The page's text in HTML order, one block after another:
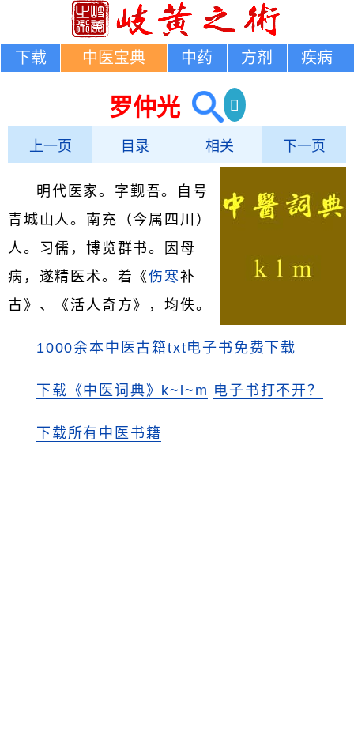
下载 中医宝典 中药 方剂 疾病
罗仲光
上一页 目录 相关 下一页
明代医家。字觐吾。自号
青城山人。南充（今属四川）
人。习儒，博览群书。因母
病，遂精医术。着《伤寒补
古》、《活人奇方》，均佚。
1000余本中医古籍txt电子书免费下载
下载《中医词典》k~l~m 电子书打不开？
下载所有中医书籍